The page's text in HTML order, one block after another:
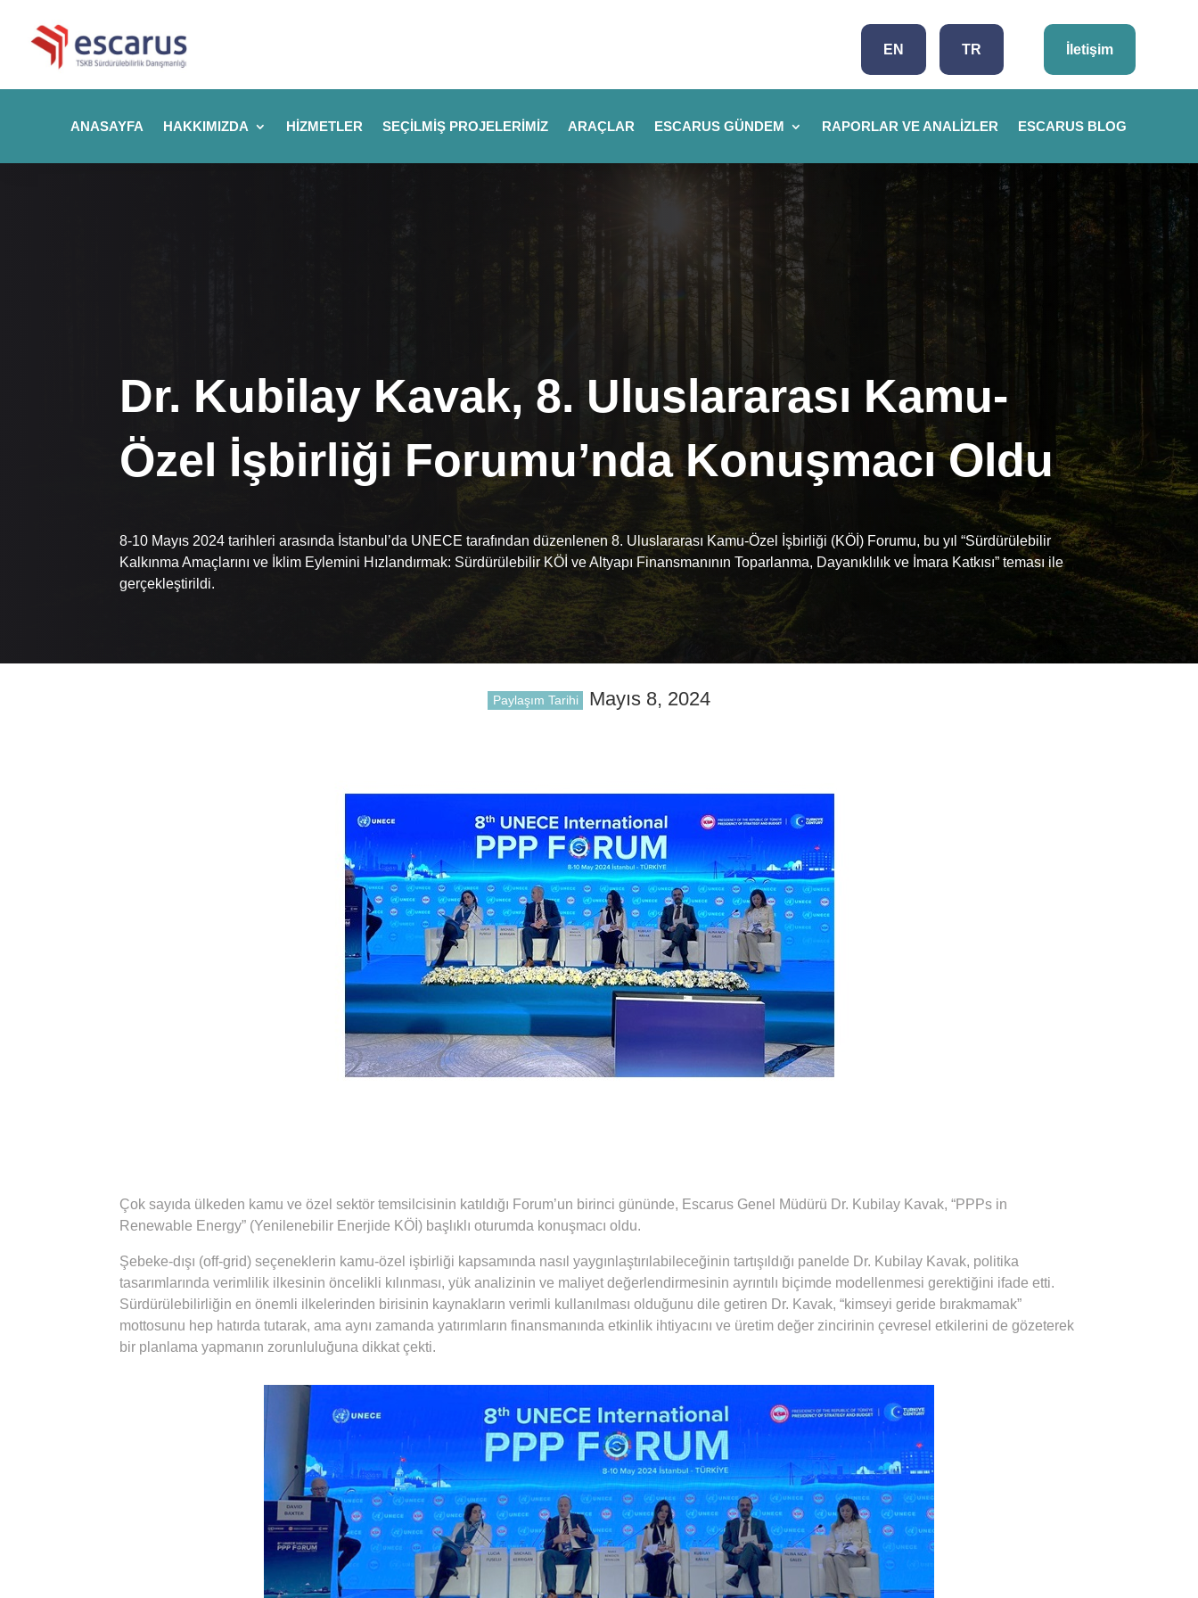
EN TR İletişim
ANASAYFA HAKKIMIZDA HIZMETLER SEÇILMIŞ PROJELERIMIZ ARAÇLAR ESCARUS GÜNDEM RAPORLAR VE ANALIZLER ESCARUS BLOG
Dr. Kubilay Kavak, 8. Uluslararası Kamu-
Özel İşbirliği Forumu’nda Konuşmacı Oldu
8-10 Mayıs 2024 tarihleri arasında İstanbul’da UNECE tarafından düzenlenen 8. Uluslararası Kamu-Özel İşbirliği (KÖİ) Forumu, bu yıl “Sürdürülebilir
Kalkınma Amaçlarını ve İklim Eylemini Hızlandırmak: Sürdürülebilir KÖİ ve Altyapı Finansmanının Toparlanma, Dayanıklılık ve İmara Katkısı” teması ile
gerçekleştirildi.
Paylaşım Tarihi Mayıs 8, 2024
Çok sayıda ülkeden kamu ve özel sektör temsilcisinin katıldığı Forum’un birinci gününde, Escarus Genel Müdürü Dr. Kubilay Kavak, “PPPs in
Renewable Energy” (Yenilenebilir Enerjide KÖİ) başlıklı oturumda konuşmacı oldu.
Şebeke-dışı (off-grid) seçeneklerin kamu-özel işbirliği kapsamında nasıl yaygınlaştırılabileceğinin tartışıldığı panelde Dr. Kubilay Kavak, politika
tasarımlarında verimlilik ilkesinin öncelikli kılınması, yük analizinin ve maliyet değerlendirmesinin ayrıntılı biçimde modellenmesi gerektiğini ifade etti.
Sürdürülebilirliğin en önemli ilkelerinden birisinin kaynakların verimli kullanılması olduğunu dile getiren Dr. Kavak, “kimseyi geride bırakmamak”
mottosunu hep hatırda tutarak, ama aynı zamanda yatırımların finansmanında etkinlik ihtiyacını ve üretim değer zincirinin çevresel etkilerini de gözeterek
bir planlama yapmanın zorunluluğuna dikkat çekti.